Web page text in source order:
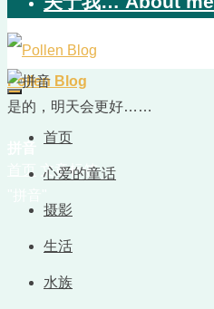
Pollen Blog
是的，明天会更好……
首页
心爱的童话
摄影
生活
水族
首页
文章标签